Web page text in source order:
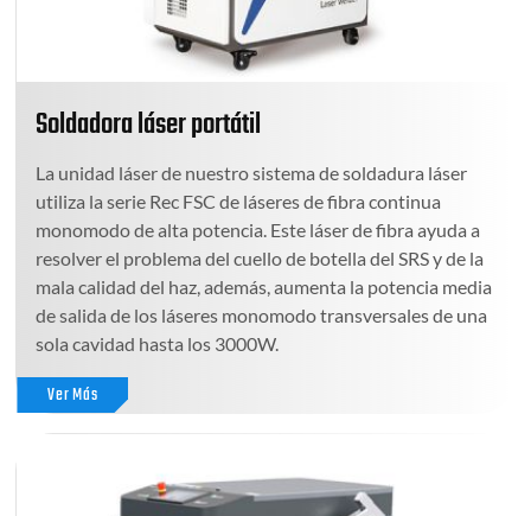
Soldadora láser portátil
La unidad láser de nuestro sistema de soldadura láser
utiliza la serie Rec FSC de láseres de fibra continua
monomodo de alta potencia. Este láser de fibra ayuda a
resolver el problema del cuello de botella del SRS y de la
mala calidad del haz, además, aumenta la potencia media
de salida de los láseres monomodo transversales de una
sola cavidad hasta los 3000W.
Ver Más